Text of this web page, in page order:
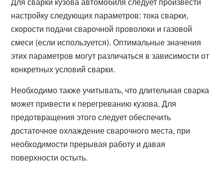
настройку следующих параметров: тока сварки,
скорости подачи сварочной проволоки и газовой
смеси (если используется). Оптимальные значения
этих параметров могут различаться в зависимости от
конкретных условий сварки.
Необходимо также учитывать, что длительная сварка
может привести к перегреванию кузова. Для
предотвращения этого следует обеспечить
достаточное охлаждение сварочного места, при
необходимости прерывая работу и давая
поверхности остыть.